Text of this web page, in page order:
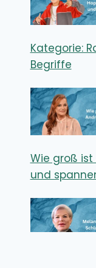
Kategorie:
Begriffe
Wie groß ist
und